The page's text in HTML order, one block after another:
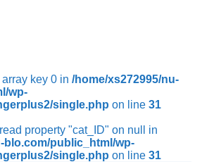
key 0 in /home/xs272995/nu-
wp-
single.php on line 31
property "cat_ID" on null in
blo.com/public_html/wp-
single.php on line 31